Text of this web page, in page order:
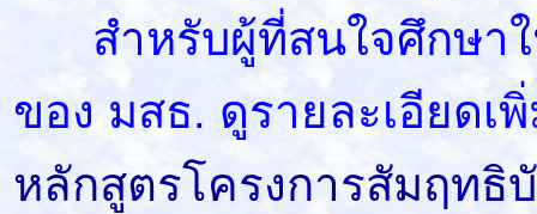
สำหรับผู้ที่สนใจศึกษาใ
ของ มสธ. ดูรายละเอียดเ
หลักสูตรโครงการสัมฤทธิ